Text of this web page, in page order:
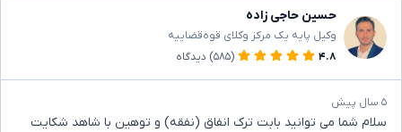
حسین حاجی زاده
وکیل پایه یک مرکز وکلای قوه‌قضاییه
۴.۸
(۵۸۵) دیدگاه
۵ سال پیش
سلام شما می توانید بابت ترک انفاق (نفقه) و توهین با شاهد شکایت